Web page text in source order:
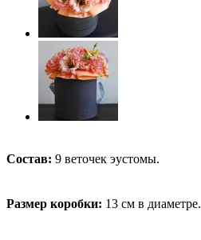
Состав: 9 веточек эустомы.
Размер коробки: 13 см в диаметре.